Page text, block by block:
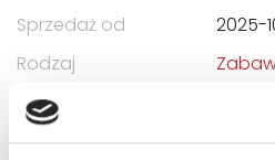
Sprzedaż od
2025-
Rodzaj
Format
Kategoria wiekowa
10+